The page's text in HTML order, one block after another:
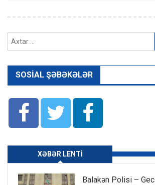
SOSIAL ŞƏBƏKƏLƏR
XƏBƏR LENTI
Balakən Polisi –